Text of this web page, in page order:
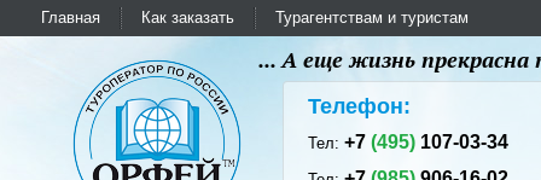
Главная Как заказать Турагентствам и туристам
... А еще жизнь
Телефон:
Тел:+7(495) 107-03-34